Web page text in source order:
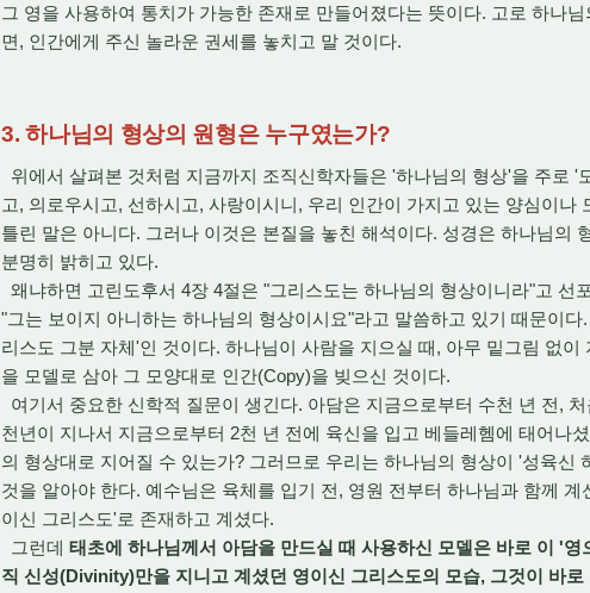
그 영을 사용하여 통치가 가능한 존재로 만들어졌다는 뜻이다. 고로 하나
면, 인간에게 주신 놀라운 권세를 놓치고 말 것이다.
3. 하나님의 형상의 원형은 누구였는가?
위에서 살펴본 것처럼 지금까지 조직신학자들은 '하나님의 형상'을 주로 '
고, 의로우시고, 선하시고, 사랑이시니, 우리 인간이 가지고 있는 양심이나
틀린 말은 아니다. 그러나 이것은 본질을 놓친 해석이다. 성경은 하나님의
분명히 밝히고 있다.
왜냐하면 고린도후서 4장 4절은 "그리스도는 하나님의 형상이니라"고 선
"그는 보이지 아니하는 하나님의 형상이시요"라고 말씀하고 있기 때문이
리스도 그분 자체'인 것이다. 하나님이 사람을 지으실 때, 아무 밑그림 없
을 모델로 삼아 그 모양대로 인간(Copy)을 빚으신 것이다.
여기서 중요한 신학적 질문이 생긴다. 아담은 지금으로부터 수천 년 전,
천년이 지나서 지금으로부터 2천 년 전에 육신을 입고 베들레헴에 태어나
의 형상대로 지어질 수 있는가? 그러므로 우리는 하나님의 형상이 '성육신
것을 알아야 한다. 예수님은 육체를 입기 전, 영원 전부터 하나님과 함께
이신 그리스도'로 존재하고 계셨다.
그런데 태초에 하나님께서 아담을 만드실 때 사용하신 모델은 바로 이 '
직 신성(Divinity)만을 지니고 계셨던 영이신 그리스도의 모습, 그것이 바